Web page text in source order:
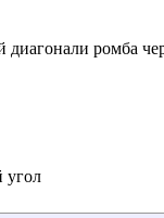
диагонали ромба